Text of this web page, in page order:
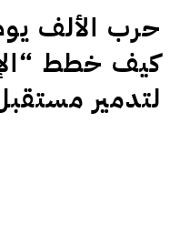
حرب الألف
كيف خطط
لتدمير